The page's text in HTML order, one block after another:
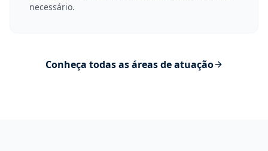
necessário.
Conheça todas as áreas de atuação